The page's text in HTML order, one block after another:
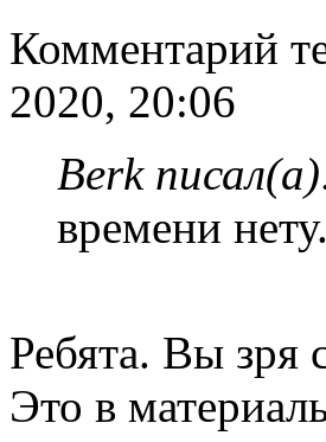
Комментарий
2020, 20:06
Berk
времени нету.
Ребята. Вы зря
Это в